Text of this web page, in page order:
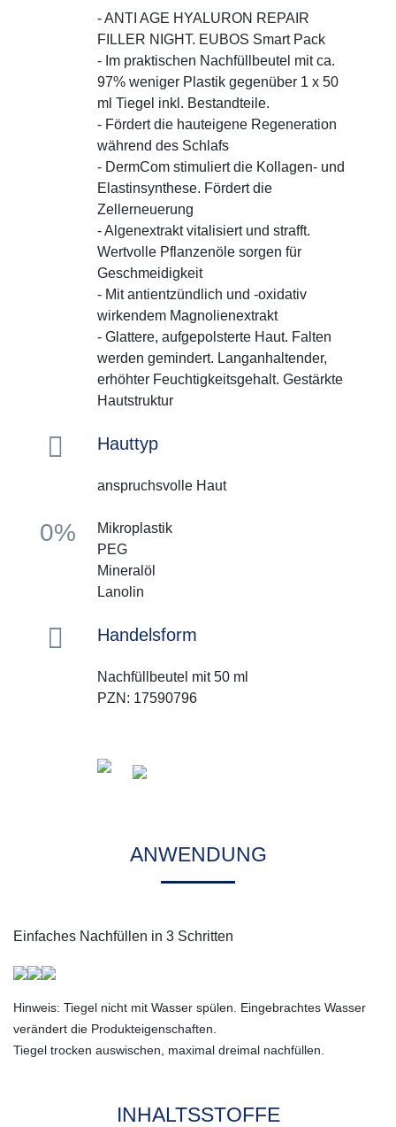
- ANTI AGE HYALURON REPAIR
FILLER NIGHT. EUBOS Smart Pack
- Im praktischen Nachfüllbeutel mit ca.
97% weniger Plastik gegenüber 1 x 50
ml Tiegel inkl. Bestandteile.
- Fördert die hauteigene Regeneration
während des Schlafs
- DermCom stimuliert die Kollagen- und
Elastinsynthese. Fördert die
Zellerneuerung
- Algenextrakt vitalisiert und strafft.
Wertvolle Pflanzenöle sorgen für
Geschmeidigkeit
- Mit antientzündlich und -oxidativ
wirkendem Magnolienextrakt
- Glattere, aufgepolsterte Haut. Falten
werden gemindert. Langanhaltender,
erhöhter Feuchtigkeitsgehalt. Gestärkte
Hautstruktur
Hauttyp
anspruchsvolle Haut
0%
Mikroplastik
PEG
Mineralöl
Lanolin
Handelsform
Nachfüllbeutel mit 50 ml
PZN: 17590796
ANWENDUNG
Einfaches Nachfüllen in 3 Schritten
Hinweis: Tiegel nicht mit Wasser spülen. Eingebrachtes Wasser
verändert die Produkteigenschaften.
Tiegel trocken auswischen, maximal dreimal nachfüllen.
INHALTSSTOFFE